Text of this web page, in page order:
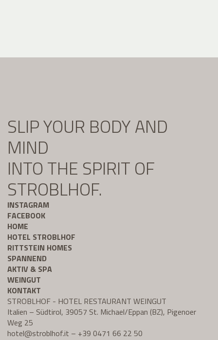
SLIP YOUR BODY AND
MIND
INTO THE SPIRIT OF
STROBLHOF.
INSTAGRAM
FACEBOOK
HOME
HOTEL STROBLHOF
RITTSTEIN HOMES
SPANNEND
AKTIV & SPA
WEINGUT
KONTAKT
STROBLHOF - HOTEL RESTAURANT WEINGUT
Italien – Südtirol, 39057 St. Michael/Eppan (BZ), Pigenoer
Weg 25
hotel@stroblhof.it – +39 0471 66 22 50